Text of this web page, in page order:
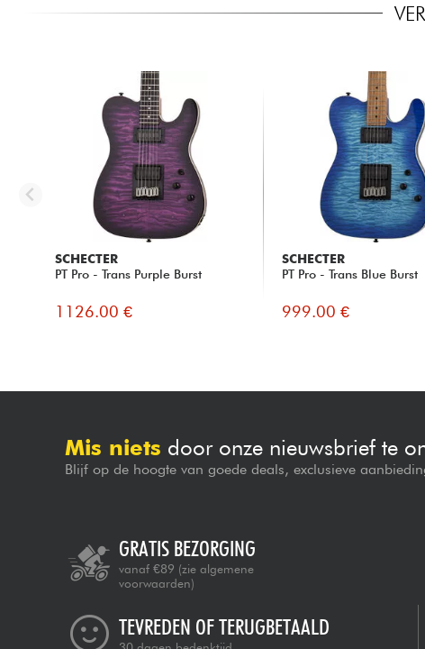
SCHECTER
PT Pro - Trans Purple Burst
1126.00 €
SCHECTER
PT Pro - Trans Blue Burst
999.00 €
Mis niets door onze nieuwsbrief te
Blijf op de hoogte van goede deals, exclusieve
GRATIS BEZORGING
vanaf €89 (zie algemene
voorwaarden)
TEVREDEN OF TERUGBETAALD